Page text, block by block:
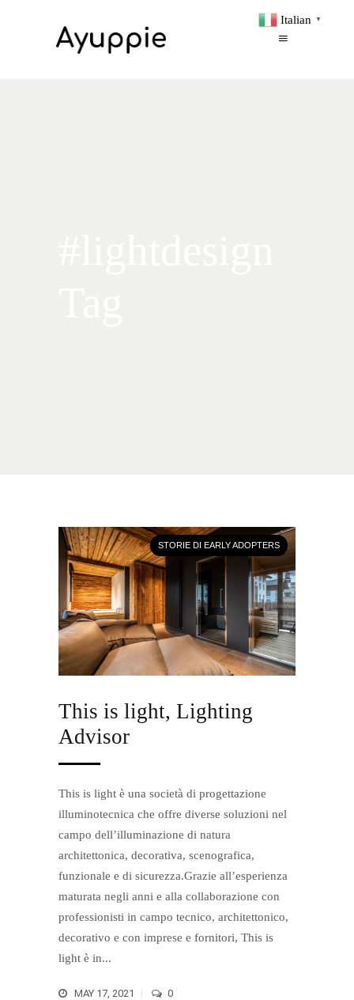
STORIE DI EARLY ADOPTERS
This is light, Lighting
Advisor
This is light è una società di progettazione
illuminotecnica che offre diverse soluzioni nel
campo dell’illuminazione di natura
architettonica, decorativa, scenografica,
funzionale e di sicurezza.Grazie all’esperienza
maturata negli anni e alla collaborazione con
professionisti in campo tecnico, architettonico,
decorativo e con imprese e fornitori, This is
light è in...
MAY 17, 2021 0
Italian ▼